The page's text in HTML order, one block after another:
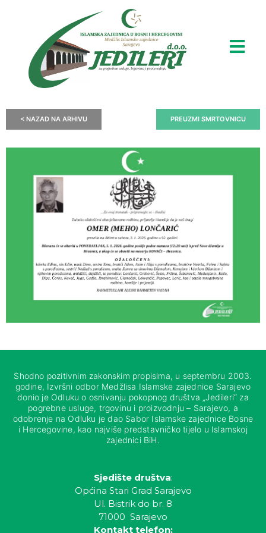
< NAZAD NA ARHIVU PREUZMI SMRTOVNICU
Shodno pozitivnim zakonskim propisima, u septembru 2003.
godine, Izvršni odbor Medžlisa Islamske zajednice Sarajevo
donio je Odluku o osnivanju pokopnog društva „Jedileri“ za
pogrebne usluge, trgovinu i proizvodnju – Sarajevo, a
odobrenje na Odluku je dao Sabor Islamske zajednice Bosne
i Hercegovine, kao najviše predstavničko tijelo u Islamskoj
zajednici BiH.
Sjedište društva:
Općina Stari Grad Sarajevo
Ul. Bistrik do br. 8
71000 Sarajevo
Kontakt telefon: